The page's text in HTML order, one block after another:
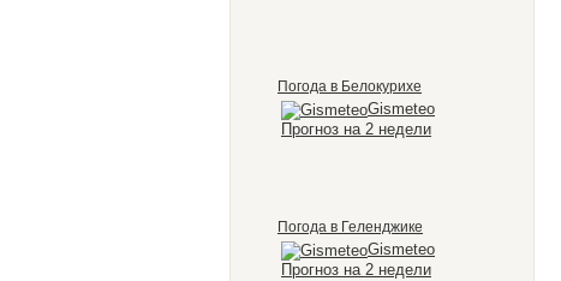
Погода в Белокурихе
Gismeteo
Прогноз на 2 недели
Погода в Геленджике
Gismeteo
Прогноз на 2 недели